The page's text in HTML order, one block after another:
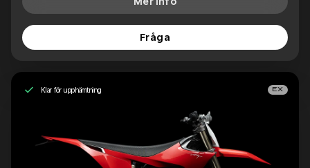
Fråga
Klar för upphämtning EX